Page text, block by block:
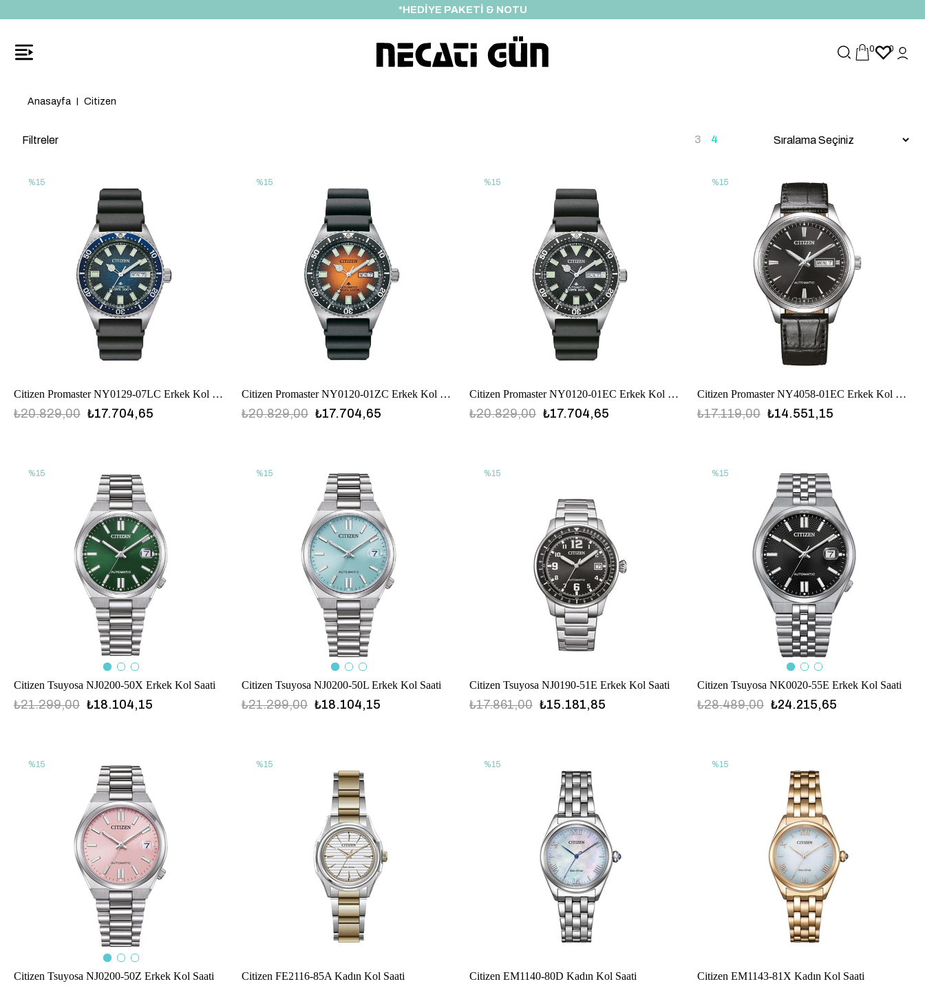
ÖZEL İNDİRİM FIRSATI
0 0
Anasayfa Citizen
Filtreler
Citizen Promaster NY0129-07LC Erkek Kol Saati
₺17.704,65
₺20.829,00
%15
Citizen Promaster NY0120-01ZC Erkek Kol Saati
₺17.704,65
₺20.829,00
%15
Citizen Promaster NY0120-01EC Erkek Kol Saati
₺17.704,65
₺20.829,00
%15
Citizen Promaster NY4058-01EC Erkek Kol Saati
₺14.551,15
₺17.119,00
%15
Citizen Tsuyosa NJ0200-50X Erkek Kol Saati
₺18.104,15
₺21.299,00
%15
Citizen Tsuyosa NJ0200-50L Erkek Kol Saati
₺18.104,15
₺21.299,00
%15
Citizen Tsuyosa NJ0190-51E Erkek Kol Saati
₺15.181,85
₺17.861,00
%15
Citizen Tsuyosa NK0020-55E Erkek Kol Saati
₺24.215,65
₺28.489,00
%15
Citizen Tsuyosa NJ0200-50Z Erkek Kol Saati
%15
Citizen FE2116-85A Kadın Kol Saati
%15
Citizen EM1140-80D Kadın Kol Saati
%15
Citizen EM1143-81X Kadın Kol Saati
%15